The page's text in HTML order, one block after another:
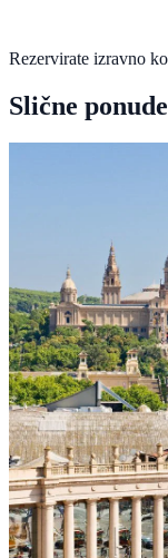
Rezervirate izravno
Slične ponude